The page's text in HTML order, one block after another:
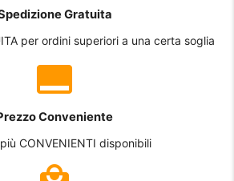
Gratuita
per ordini superiori a una certa soglia
Conveniente
CONVENIENTI disponibili